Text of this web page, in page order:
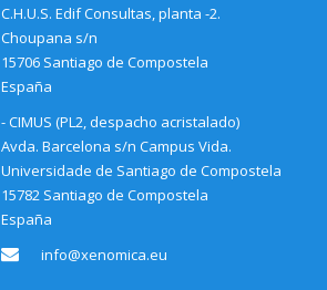
C.H.U.S. Edif Consultas, planta -2.
Choupana s/n
15706 Santiago de Compostela
España
- CIMUS (PL2, despacho acristalado)
Avda. Barcelona s/n Campus Vida.
Universidade de Santiago de Compostela
15782 Santiago de Compostela
España
info@xenomica.eu